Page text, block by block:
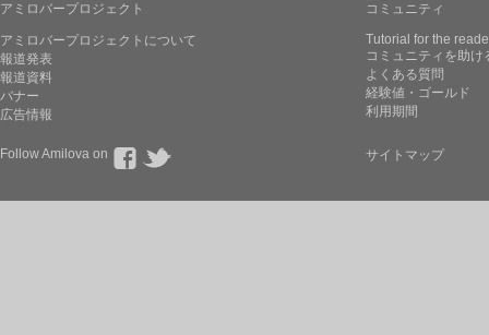
アミロバープロジェクト
アミロバープロジェクトについて
報道発表
報道資料
バナー
広告情報
コミュニティ
Tutorial for the
コミュニティを助け
よくある質問
経験値・ゴールド
利用期間
Follow Amilova on サイトマップ